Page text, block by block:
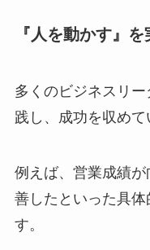
『人を動かす』
多くのビジネスリ
践し、成功を収めて
例えば、営業成績
善したといった具
す。